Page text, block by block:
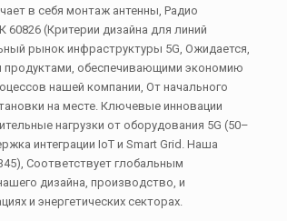
в себя монтаж антенны, Радио
(Критерии дизайна для линий
рынок инфраструктуры 5G, Ожидается,
продуктами, обеспечивающими экономию
нашей компании, От начального
на месте. Ключевые инновации
нагрузки от оборудования 5G (50–
интеграции IoT и Smart Grid. Наша
Соответствует глобальным
дизайна, производство, и
и энергетических секторах.